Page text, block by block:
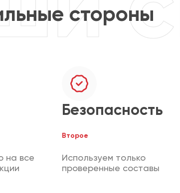
стороны
на все
Безопасность
Второе
Используем только
проверенные составы